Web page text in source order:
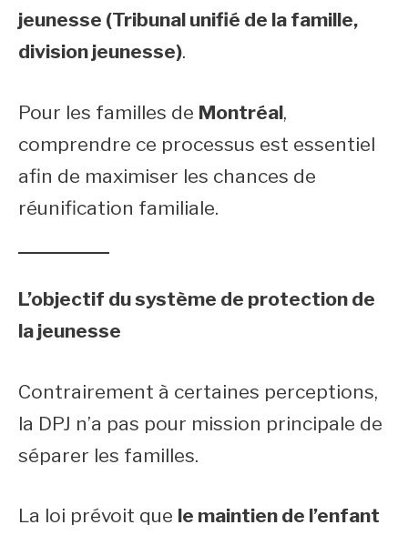
jeunesse (Tribunal unifié de la famille,
division jeunesse).
Pour les familles de Montréal,
comprendre ce processus est essentiel
afin de maximiser les chances de
réunification familiale.
L’objectif du système de protection de
la jeunesse
Contrairement à certaines perceptions,
la DPJ n’a pas pour mission principale de
séparer les familles.
La loi prévoit que le maintien de l’enfant